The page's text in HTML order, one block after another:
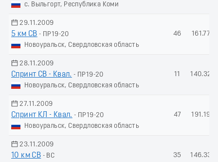
с. Выльгорт, Республика Коми
29.11.2009
5 км СВ - ПР19-20
Новоуральск, Свердловская область
46 161.77
28.11.2009
Спринт СВ - Квал. - ПР19-20
Новоуральск, Свердловская область
11 140.32
27.11.2009
Спринт КЛ - Квал. - ПР19-20
Новоуральск, Свердловская область
47 191.19
23.11.2009
10 км СВ - ВС
35 146.33